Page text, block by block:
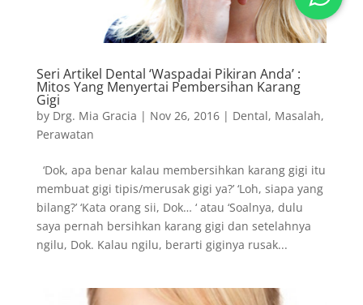
Seri Artikel Dental ‘Waspadai Pikiran Anda’ :
Mitos Yang Menyertai Pembersihan Karang
Gigi
by Drg. Mia Gracia | Nov 26, 2016| Dental, Masalah,
Perawatan
‘Dok, apa benar kalau membersihkan karang gigi itu
membuat gigi tipis/merusak gigi ya?’ ‘Loh, siapa yang
bilang?’ ‘Kata orang sii, Dok… ‘ atau ‘Soalnya, dulu
saya pernah bersihkan karang gigi dan setelahnya
ngilu, Dok. Kalau ngilu, berarti giginya rusak...